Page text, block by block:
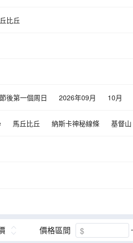
比丘
後第一個周日 2026年09月
10月
馬丘比丘 納斯卡神秘線條 基督山
價格區間